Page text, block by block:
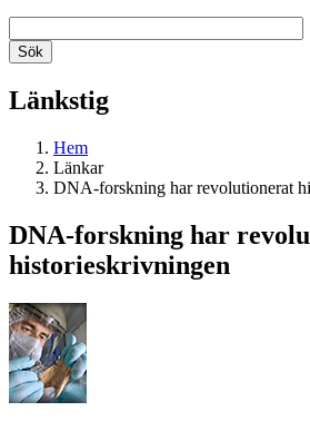
Länkstig
Hem
Länkar
DNA-forskning har revolutionerat
DNA-forskning har
historieskrivningen